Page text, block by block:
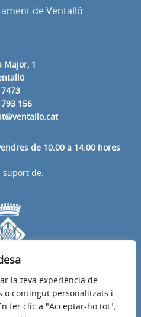
la teva experiència de
o contingut personalitzats i
fer clic a "Acceptar-ho tot",
Major, 1
156
de 10.00 a 14.00 hores
de Ventalló
suport de: